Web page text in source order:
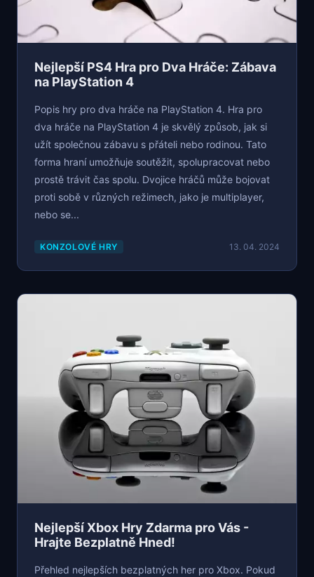
Nejlepší PS4 Hra pro Dva Hráče: Zábava
na PlayStation 4
Popis hry pro dva hráče na PlayStation 4. Hra pro
dva hráče na PlayStation 4 je skvělý způsob, jak si
užít společnou zábavu s přáteli nebo rodinou. Tato
forma hraní umožňuje soutěžit, spolupracovat nebo
prostě trávit čas spolu. Dvojice hráčů může bojovat
proti sobě v různých režimech, jako je multiplayer,
nebo se...
KONZOLOVÉ HRY 13. 04. 2024
Nejlepší Xbox Hry Zdarma pro Vás -
Hrajte Bezplatně Hned!
Přehled nejlepších bezplatných her pro Xbox. Pokud